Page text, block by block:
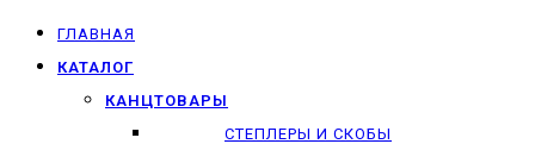
ГЛАВНАЯ
КАТАЛОГ
КАНЦТОВАРЫ
СТЕПЛЕРЫ И СКОБЫ